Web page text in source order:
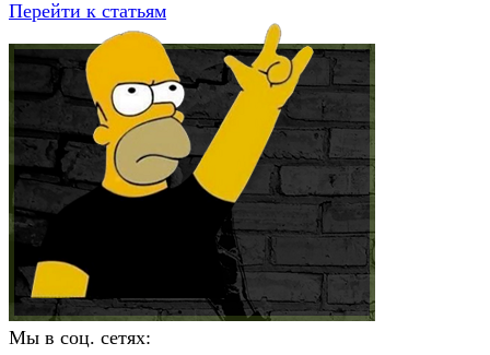
Перейти к статьям
Мы в соц. сетях: